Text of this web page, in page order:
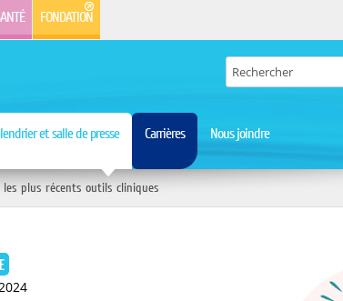
FONDATION
et salle de presse Carrières Nous joindre
les plus récents outils cliniques